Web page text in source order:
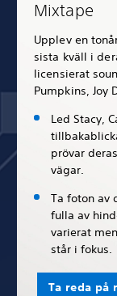
Mixtape
Upplev en
sista kväll i
licensierat
Pumpkins, Joy
Led Stacy,
prövar
vägar.
Ta foton av
fulla av
varierat
står i fokus.
Ta reda på